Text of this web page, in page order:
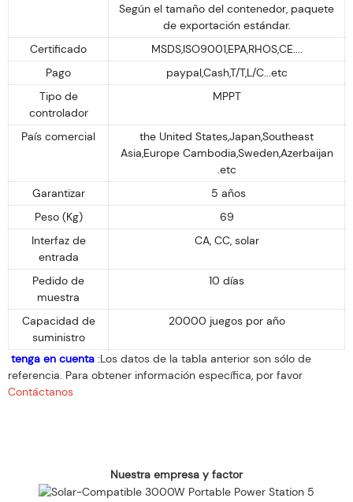
Según el tamaño del contenedor, paquete
de exportación estándar.
Certificado
MSDS,ISO9001,EPA,RHOS,CE....
Pago
paypal,Cash,T/T,L/C...etc
Tipo de
controlador
MPPT
País comercial
the United States,Japan,Southeast
Asia,Europe Cambodia,Sweden,Azerbaijan
.etc
Garantizar
5 años
Peso (Kg)
69
Interfaz de
entrada
CA, CC, solar
Pedido de
muestra
10 días
Capacidad de
suministro
20000 juegos por año
tenga en cuenta :Los datos de la tabla anterior son sólo de
referencia. Para obtener información específica, por favor
Contáctanos
Nuestra empresa y factor